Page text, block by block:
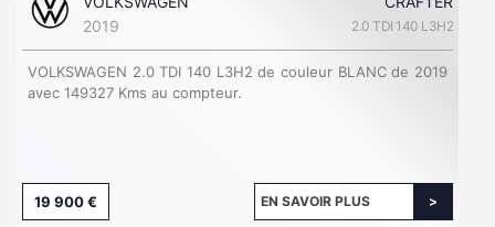
2019
2.0 TDI 140 L3H2
VOLKSWAGEN 2.0 TDI 140 L3H2 de couleur BLANC de 2019
avec 149327 Kms au compteur.
19 900 € EN SAVOIR PLUS